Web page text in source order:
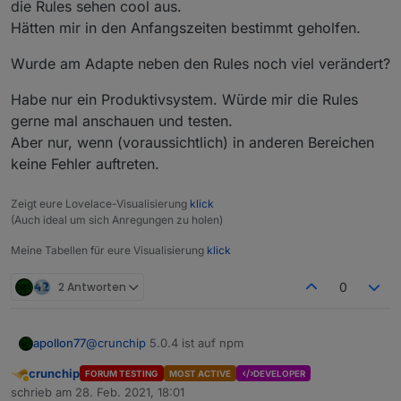
m
on
Latest-Repo oder
iobroker.javascript@5.0.7 --
RULES - die neue Möglichkeit dein Heim zu
Skripte noch einfacher erstellen für Jedermann!
Nicht jeder ist in der Lage zu programmieren und sein
um mit Blockly klar zu kommen muss man sich in
einige Themen einarbeiten. Scenes andererseits sind
Darf ich Vorstellen:RULES
des JavaScript Adapters
Oberfläche Skripte noch einfacher zusammenzustellen
(In Wirklichkeit ist es dann doch "WENN DIES
(bewegte) Bilder sagen mehr als tausend Worte:
die Rules sehen cool aus.
Hätten mir in den Anfangszeiten bestimmt geholfen.
Wurde am Adapte neben den Rules noch viel verändert?
Habe nur ein Produktivsystem. Würde mir die Rules
gerne mal anschauen und testen.
Aber nur, wenn (voraussichtlich) in anderen Bereichen
keine Fehler auftreten.
Zeigt eure Lovelace-Visualisierung klick
(Auch ideal um sich Anregungen zu holen)
Meine Tabellen für eure Visualisierung klick
2 Antworten 0
apollon77@crunchip 5.0.4 ist auf npm
Abwesend
crunchip FORUM TESTING MOST ACTIVE DEVELOPER
schrieb am 28. Feb. 2021, 18:01